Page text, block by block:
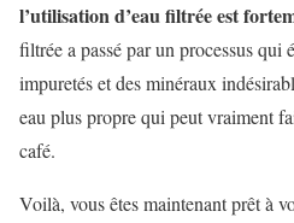
l’utilisation d’eau filtrée est
filtrée a passé par un processus qui
impuretés et des minéraux
eau plus propre qui peut vraiment
café.
Voilà, vous êtes maintenant prêt à